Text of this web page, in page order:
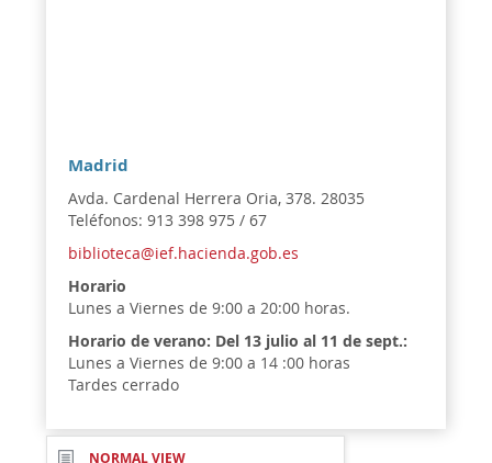
Madrid
Avda. Cardenal Herrera Oria, 378. 28035
Teléfonos: 913 398 975 / 67
biblioteca@ief.hacienda.gob.es
Horario
Lunes a Viernes de 9:00 a 20:00 horas.
Horario de verano: Del 13 julio al 11 de sept.:
Lunes a Viernes de 9:00 a 14 :00 horas
Tardes cerrado
NORMAL VIEW